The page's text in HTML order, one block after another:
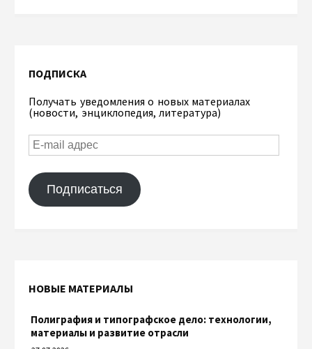
ПОДПИСКА
Получать уведомления о новых материалах
(новости, энциклопедия, литература)
Подписаться
НОВЫЕ МАТЕРИАЛЫ
Полиграфия и типографское дело: технологии,
материалы и развитие отрасли